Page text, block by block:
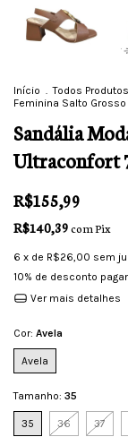
Início . Todos Produtos
Feminina Salto
Sandália
Ultraconfort
R$155,99
R$140,39comPix
6 x de R$26,00 sem
10% de desconto
Ver mais detalhes
Cor: Avela
Avela
Tamanho: 35
35 36 37